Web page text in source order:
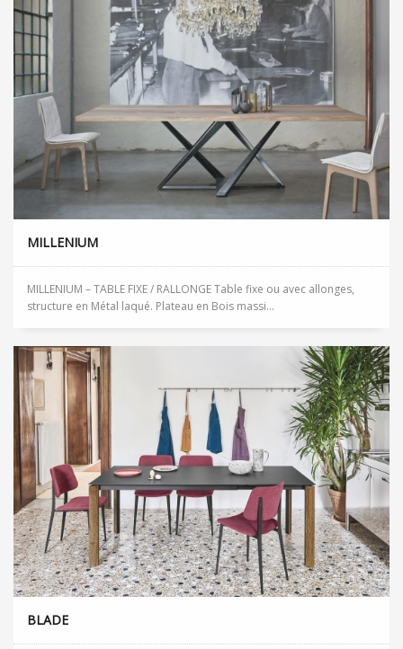
MILLENIUM
MILLENIUM – TABLE FIXE / RALLONGE Table fixe ou avec allonges,
structure en Métal laqué. Plateau en Bois massi...
BLADE